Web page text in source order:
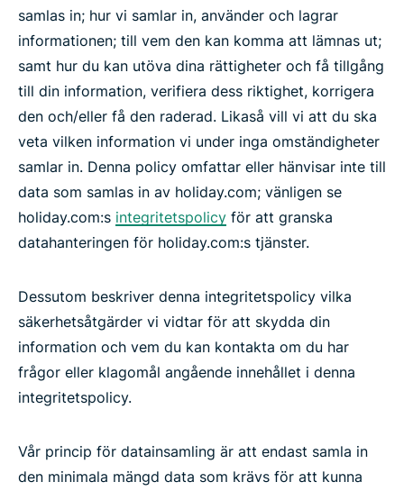
samlas in; hur vi samlar in, använder och lagrar
informationen; till vem den kan komma att lämnas ut;
samt hur du kan utöva dina rättigheter och få tillgång
till din information, verifiera dess riktighet, korrigera
den och/eller få den raderad. Likaså vill vi att du ska
veta vilken information vi under inga omständigheter
samlar in. Denna policy omfattar eller hänvisar inte till
data som samlas in av holiday.com; vänligen se
holiday.com:s integritetspolicy för att granska
datahanteringen för holiday.com:s tjänster.
Dessutom beskriver denna integritetspolicy vilka
säkerhetsåtgärder vi vidtar för att skydda din
information och vem du kan kontakta om du har
frågor eller klagomål angående innehållet i denna
integritetspolicy.
Vår princip för datainsamling är att endast samla in
den minimala mängd data som krävs för att kunna